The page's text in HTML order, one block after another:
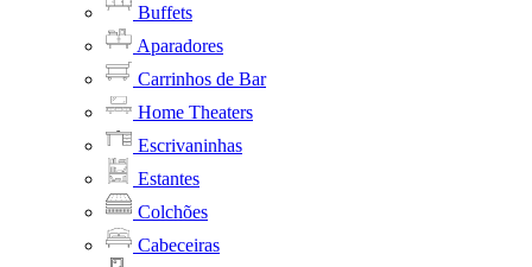
Buffets
Aparadores
Carrinhos de Bar
Home Theaters
Escrivaninhas
Estantes
Colchões
Cabeceiras